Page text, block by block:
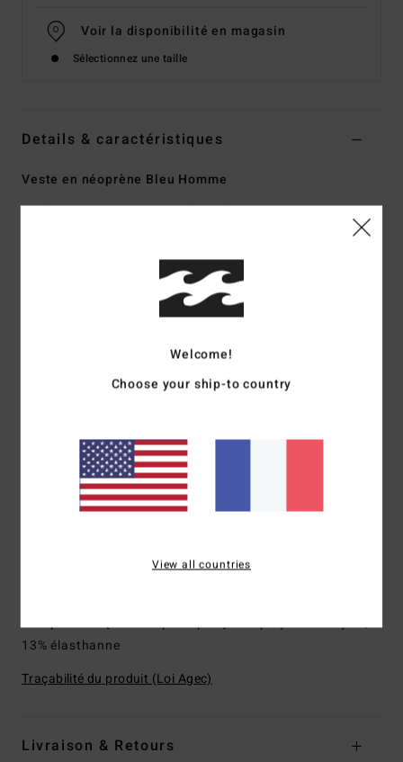
Voir la disponibilité en magasin
Sélectionnez une taille
Details & caractéristiques
Veste en néoprène Bleu Homme
StyleABYW800118 Code couleurdar
Jersey Superflex Recycler fabriqué à partir de
Mousse de néoprène : mousse Superlight Foam en partie
recyclée, une matière légère et stretch fabriquée à partir de
A base de coquille d'huître
Coutures externes : Coutures plates non scellées
Modèle :Veste de surf à manches longues
Encolure :col montant
1/1 mm
Composition[Matière principale] 87% polyester recyclé,
13% élasthanne
Traçabilité du produit (Loi Agec)
Livraison & Retours
Welcome!
Choose your ship-to country
View all countries